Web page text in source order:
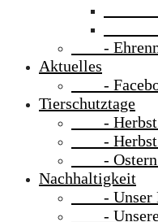
-
-
-
Aktuelles
-
Tierschutztage
- Herbst
- Herbst
- Ostern
Nachhaltigkeit
- Unser
- Unsere